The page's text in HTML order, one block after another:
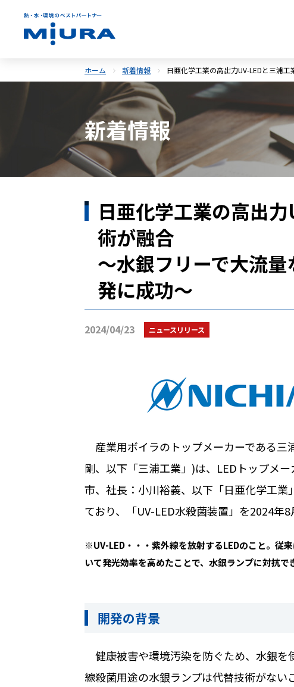
ホーム 新着情報 日亜化学工業の高出力UV-LEDと三浦
新着情報
日亜化学工業の高出
術が融合
～水銀フリーで大流
発に成功～
2024/04/23 ニュースリリース
産業用ボイラのトップメーカーである三
剛、以下「三浦工業」 )は、 LED トップメ
市、社長：小川裕義、以下「日亜化学工業
ており、「UV-LED水殺菌装置」を2024年8
※UV-LED ・・・紫外線を放射するLEDのこと。従
いて発光効率を高めたことで、水銀ランプに対抗で
開発の背景
健康被害や環境汚染を防ぐため、水銀を
線殺菌用途の水銀ランプは代替技術がな